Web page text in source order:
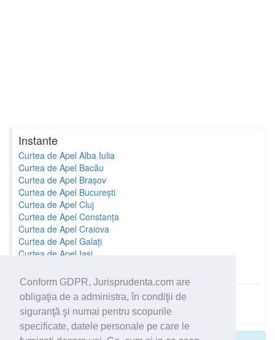
Conform GDPR, Jurisprudenta.com are
obligaţia de a administra, în condiţii de
siguranţă şi numai pentru scopurile
specificate, datele personale pe care le
Instante
Curtea de Apel Alba Iulia
Curtea de Apel Bacău
Curtea de Apel Brașov
Curtea de Apel București
Curtea de Apel Cluj
Curtea de Apel Constanța
Curtea de Apel Craiova
Curtea de Apel Galați
Curtea de Apel Iași
Toate instantele